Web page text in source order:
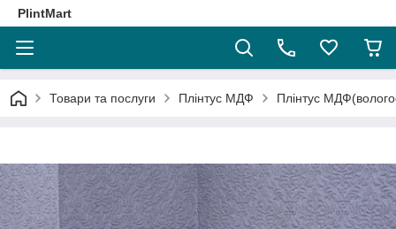
PlintMart
Товари та послуги Плінтус МДФ Плінтус